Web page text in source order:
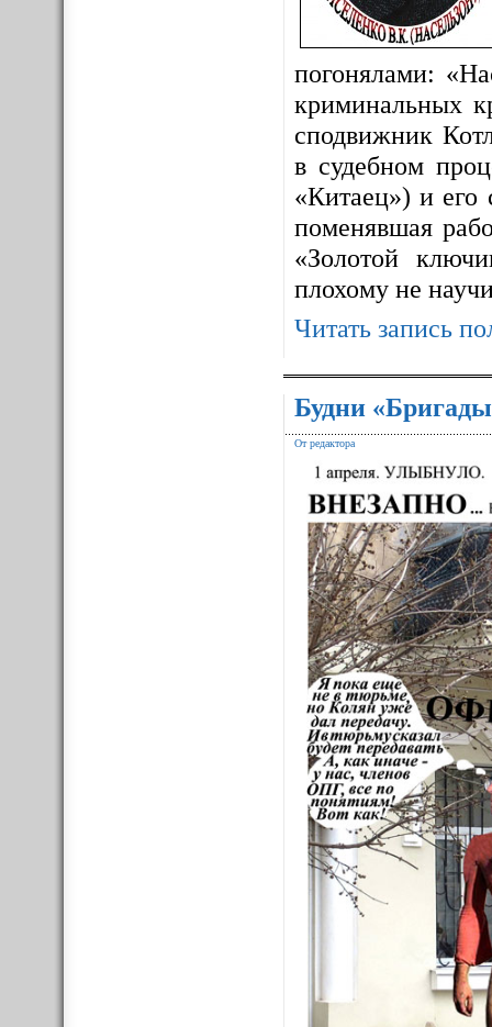
погонялами:
криминальных
сподвижник
в судебном
«Китаец») и
поменявшая
«Золотой
плохому не
Читать запись
Будни
От редактора